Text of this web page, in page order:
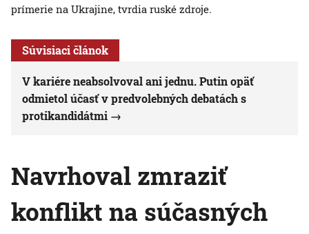
prímerie na Ukrajine, tvrdia ruské zdroje.
Súvisiaci článok
V kariére neabsolvoval ani jednu. Putin opäť
odmietol účasť v predvolebných debatách s
protikandidátmi
Navrhoval zmraziť
konflikt na súčasných